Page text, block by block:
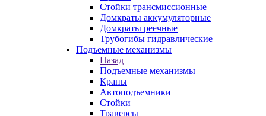
Стойки трансмиссионные
Домкраты аккумуляторные
Домкраты реечные
Трубогибы гидравлические
Подъемные механизмы
Назад
Подъемные механизмы
Краны
Автоподъемники
Стойки
Траверсы